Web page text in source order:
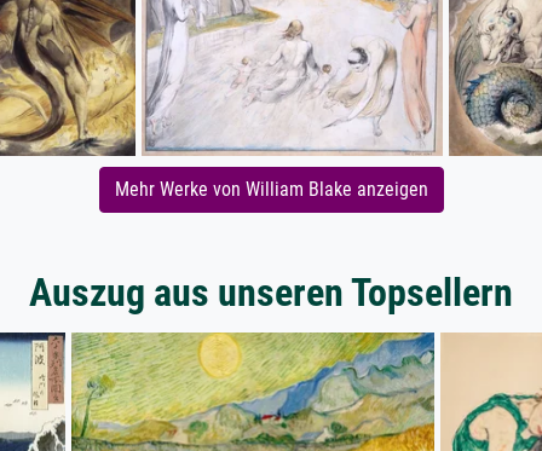
Mehr Werke von William Blake anzeigen
Auszug aus unseren Topsellern